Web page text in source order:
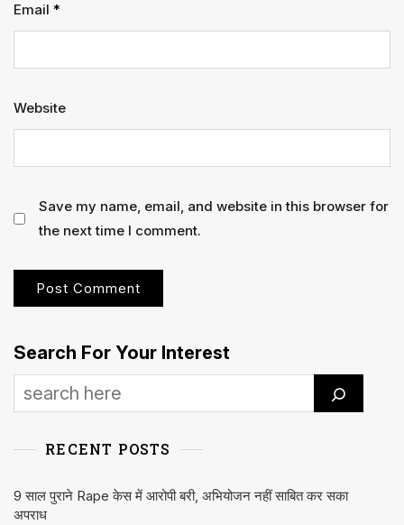
Email *
Website
Save my name, email, and website in this browser for
the next time I comment.
Search For Your Interest
RECENT POSTS
9 साल पुराने Rape केस में आरोपी बरी, अभियोजन नहीं साबित कर सका
अपराध